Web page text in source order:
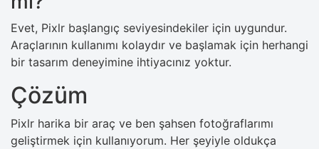
Evet, Pixlr başlangıç ​​seviyesindekiler için uygundur.
Araçlarının kullanımı kolaydır ve başlamak için herhangi
bir tasarım deneyimine ihtiyacınız yoktur.
Çözüm
Pixlr harika bir araç ve ben şahsen fotoğraflarımı
geliştirmek için kullanıyorum. Her şeyiyle oldukça